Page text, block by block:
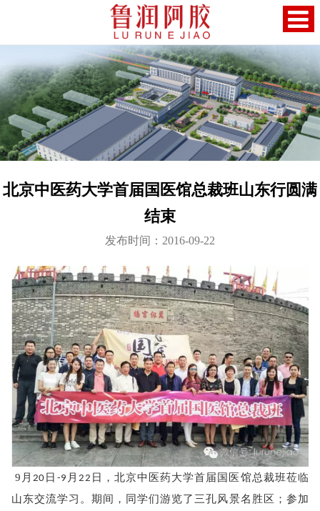
北京中医药大学首届国医馆总裁班山东行圆满
结束
发布时间：2016-09-22
9月 20 日 -9 月22 日，北京中医药大学首届国医馆总裁班莅临
山东交流学习。期间，同学们游览了三孔风景名胜区；参加